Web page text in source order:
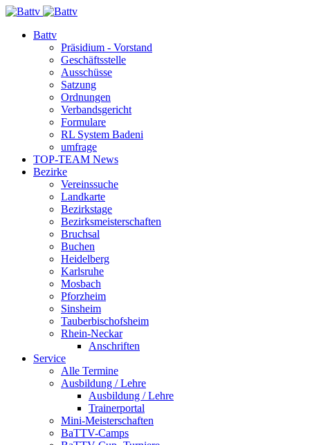
Battv
Präsidium - Vorstand
Geschäftsstelle
Ausschüsse
Satzung
Ordnungen
Verbandsgericht
Formulare
RL System Badeni
umfrage
TOP-TEAM News
Bezirke
Vereinssuche
Landkarte
Bezirkstage
Bezirksmeisterschaften
Bruchsal
Buchen
Heidelberg
Karlsruhe
Mosbach
Pforzheim
Sinsheim
Tauberbischofsheim
Rhein-Neckar
Anschriften
Service
Alle Termine
Ausbildung / Lehre
Ausbildung / Lehre
Trainerportal
Mini-Meisterschaften
BaTTV-Camps